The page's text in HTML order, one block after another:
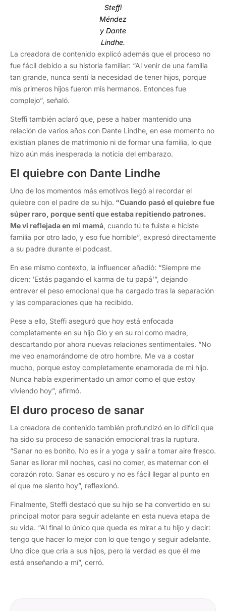
Steffi
Méndez
y Dante
Lindhe.
La creadora de contenido explicó además que el proceso no
fue fácil debido a su historia familiar: “Al venir de una familia
tan grande, nunca sentí la necesidad de tener hijos, porque
mis primeros hijos fueron mis hermanos. Entonces fue
complejo”, señaló.
Steffi también aclaró que, pese a haber mantenido una
relación de varios años con Dante Lindhe, en ese momento no
existían planes de matrimonio ni de formar una familia, lo que
hizo aún más inesperada la noticia del embarazo.
El quiebre con Dante Lindhe
Uno de los momentos más emotivos llegó al recordar el
quiebre con el padre de su hijo. “Cuando pasó el quiebre fue
súper raro, porque sentí que estaba repitiendo patrones.
Me vi reflejada en mi mamá, cuando tú te fuiste e hiciste
familia por otro lado, y eso fue horrible”, expresó directamente
a su padre durante el podcast.
En ese mismo contexto, la influencer añadió: “Siempre me
dicen: ‘Estás pagando el karma de tu papá’”, dejando
entrever el peso emocional que ha cargado tras la separación
y las comparaciones que ha recibido.
Pese a ello, Steffi aseguró que hoy está enfocada
completamente en su hijo Gio y en su rol como madre,
descartando por ahora nuevas relaciones sentimentales. “No
me veo enamorándome de otro hombre. Me va a costar
mucho, porque estoy completamente enamorada de mi hijo.
Nunca había experimentado un amor como el que estoy
viviendo hoy”, afirmó.
El duro proceso de sanar
La creadora de contenido también profundizó en lo difícil que
ha sido su proceso de sanación emocional tras la ruptura.
“Sanar no es bonito. No es ir a yoga y salir a tomar aire fresco.
Sanar es llorar mil noches, casi no comer, es maternar con el
corazón roto. Sanar es oscuro y no es fácil llegar al punto en
el que me siento hoy”, reflexionó.
Finalmente, Steffi destacó que su hijo se ha convertido en su
principal motor para seguir adelante en esta nueva etapa de
su vida. “Al final lo único que queda es mirar a tu hijo y decir:
tengo que hacer lo mejor con lo que tengo y seguir adelante.
Uno dice que cría a sus hijos, pero la verdad es que él me
está enseñando a mí”, cerró.